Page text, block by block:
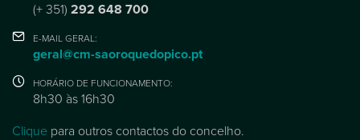
(+ 351) 292 648 700
E-MAIL GERAL:
geral@cm-saoroquedopico.pt
HORÁRIO DE FUNCIONAMENTO:
8h30 às 16h30
Clique para outros contactos do concelho.